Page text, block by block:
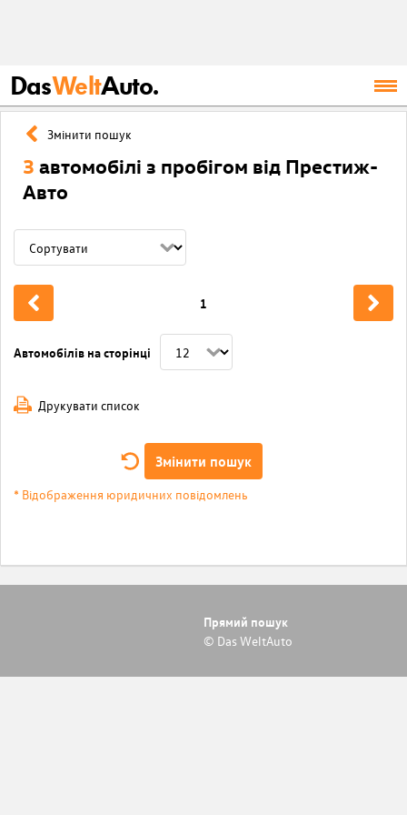
DasWeltAuto.
Змінити пошук
3 автомобілі з пробігом від Престиж-
Авто
Автомобілів на сторінці
1
Друкувати список
Змінити пошук
* Відображення юридичних повідомлень
Прямий пошук
© Das WeltAuto